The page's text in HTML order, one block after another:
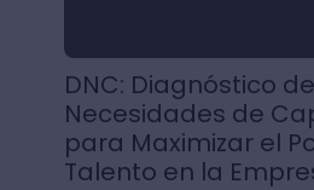
DNC: Diagnóstico de
Necesidades de
para Maximizar el
Talento en la